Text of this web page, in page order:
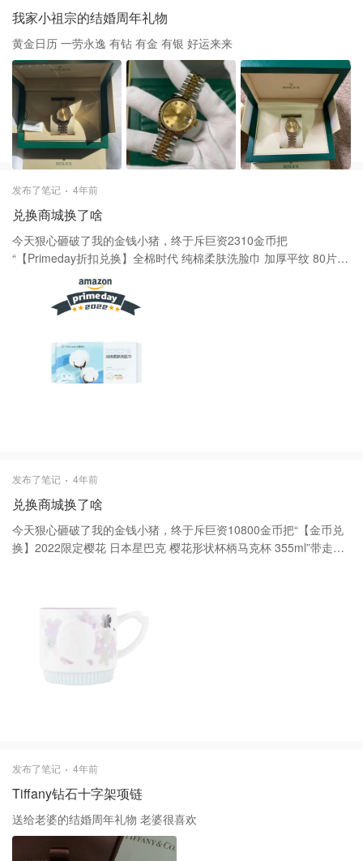
我家小祖宗的结婚周年礼物
黄金日历 一劳永逸 有钻 有金 有银 好运来来
发布了笔记 4年前
兑换商城换了啥
今天狠心砸破了我的金钱小猪，终于斥巨资2310金币把
“【Primeday折扣兑换】全棉时代 纯棉柔肤洗脸巾 加厚平纹 80片”
带走了！快来兑换商城看看有没有你的最爱！
发布了笔记 4年前
兑换商城换了啥
今天狠心砸破了我的金钱小猪，终于斥巨资10800金币把“【金币兑
换】2022限定樱花 日本星巴克 樱花形状杯柄马克杯 355ml”带走
发布了笔记 4年前
Tiffany钻石十字架项链
送给老婆的结婚周年礼物 老婆很喜欢